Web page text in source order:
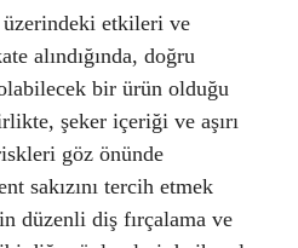
üzerindeki etkileri ve
alındığında, doğru
bir ürün olduğu
şeker içeriği ve aşırı
göz önünde
sakızını tercih etmek
düzenli diş fırçalama ve